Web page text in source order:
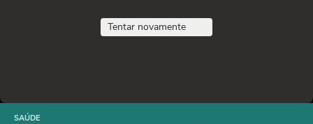
Tentar novamente
SAÚDE